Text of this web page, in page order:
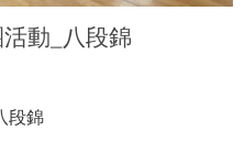
動_八段錦
段錦